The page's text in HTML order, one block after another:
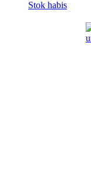
Stok habis